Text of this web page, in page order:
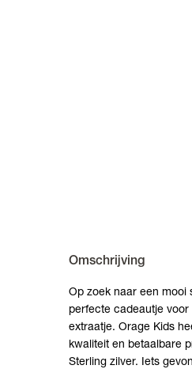
Omschrijving
Op zoek naar een mooi
perfecte cadeautje
extraatje. Orage Kids
kwaliteit en betaalbare
Sterling zilver. Iets